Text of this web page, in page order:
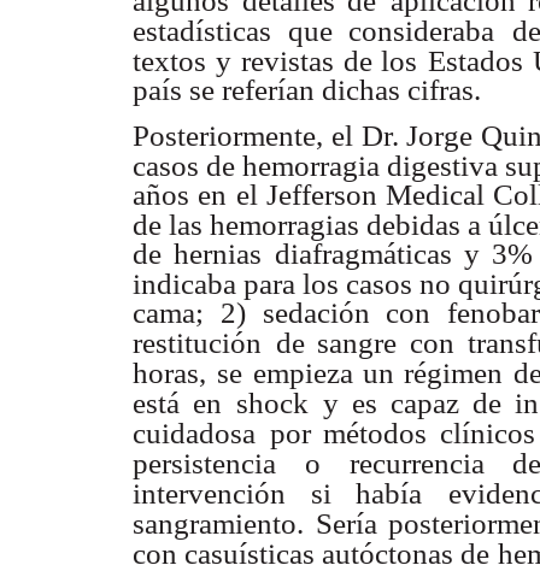
estadísticas que consideraba
textos y revistas de los Estados
país se referían dichas cifras.
Posteriormente, el Dr. Jorge
casos de hemorragia digestiva
años en el Jefferson Medical
de las hemorragias debidas a
de hernias diafragmáticas y
indicaba para los casos no
cama; 2) sedación con
restitución de sangre con
horas, se empieza un régimen
está en shock y es capaz de
cuidadosa por métodos
persistencia
o recurrencia
intervención si había
sangramiento. Sería
con casuísticas autóctonas de